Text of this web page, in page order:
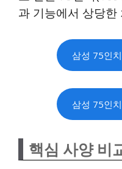
과 기능에서 상당한
삼성 75인
삼성 75인
핵심 사양 비